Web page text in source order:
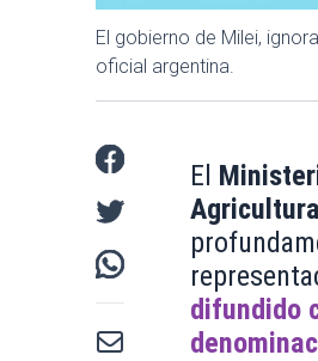
El gobierno de Milei,
oficial argentina.
El
difundido